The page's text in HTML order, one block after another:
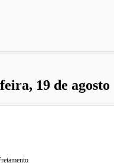
19 de agosto